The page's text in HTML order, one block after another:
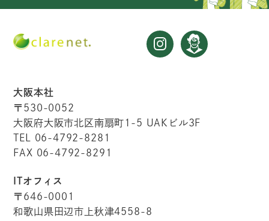
大阪本社
〒530-0052
大阪府大阪市北区南扇町1-5 UAKビル3F
TEL 06-4792-8281
FAX 06-4792-8291
ITオフィス
〒646-0001
和歌山県田辺市上秋津4558-8